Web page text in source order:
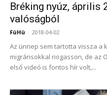
Bréking nyúz, április
valóságból
FüHü - 2018-04-02
Az ünnep sem tartotta vissza a
migránsokkal riogasson, de az
első videó is fontos hír volt,...